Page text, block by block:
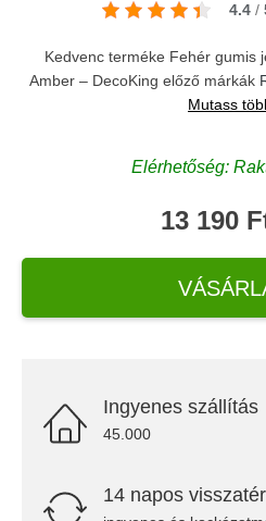
4.4 /
Kedvenc terméke Fehér gumis
Amber – DecoKing előző márkák
Mutass
Elérhetőség:
13 190
Ingyenes szállítás
45.000
14 napos